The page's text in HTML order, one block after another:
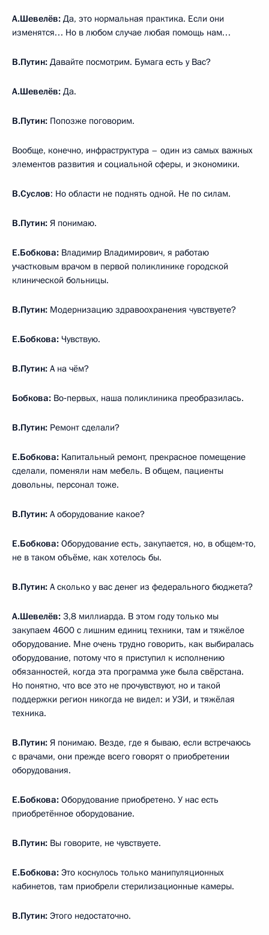
А.Шевелёв: Да, это нормальная практика. Если они
изменятся… Но в любом случае любая помощь нам…
В.Путин: Давайте посмотрим. Бумага есть у Вас?
А.Шевелёв: Да.
В.Путин: Попозже поговорим.
Вообще, конечно, инфраструктура – один из самых важных
элементов развития и социальной сферы, и экономики.
В.Суслов: Но области не поднять одной. Не по силам.
В.Путин: Я понимаю.
Е.Бобкова: Владимир Владимирович, я работаю
участковым врачом в первой поликлинике городской
клинической больницы.
В.Путин: Модернизацию здравоохранения чувствуете?
Е.Бобкова: Чувствую.
В.Путин: А на чём?
Бобкова: Во‑первых, наша поликлиника преобразилась.
В.Путин: Ремонт сделали?
Е.Бобкова: Капитальный ремонт, прекрасное помещение
сделали, поменяли нам мебель. В общем, пациенты
довольны, персонал тоже.
В.Путин: А оборудование какое?
Е.Бобкова: Оборудование есть, закупается, но, в общем‑то,
не в таком объёме, как хотелось бы.
В.Путин: А сколько у вас денег из федерального бюджета?
А.Шевелёв: 3,8 миллиарда. В этом году только мы
закупаем 4600 с лишним единиц техники, там и тяжёлое
оборудование. Мне очень трудно говорить, как выбиралась
оборудование, потому что я приступил к исполнению
обязанностей, когда эта программа уже была свёрстана.
Но понятно, что все это не прочувствуют, но и такой
поддержки регион никогда не видел: и УЗИ, и тяжёлая
техника.
В.Путин: Я понимаю. Везде, где я бываю, если встречаюсь
с врачами, они прежде всего говорят о приобретении
оборудования.
Е.Бобкова: Оборудование приобретено. У нас есть
приобретённое оборудование.
В.Путин: Вы говорите, не чувствуете.
Е.Бобкова: Это коснулось только манипуляционных
кабинетов, там приобрели стерилизационные камеры.
В.Путин: Этого недостаточно.